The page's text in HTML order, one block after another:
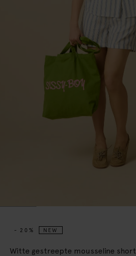
- 20% NEW
Witte gestreepte mousseline short